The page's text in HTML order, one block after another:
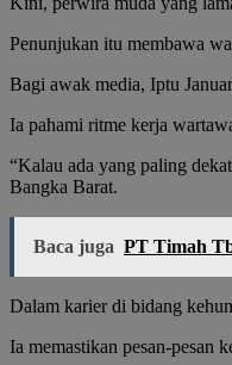
Penunjukan itu membawa
Bagi awak media, Iptu
Ia pahami ritme kerja
“Kalau ada yang paling
Bangka Barat.
Baca juga PT Timah
Dalam karier di bidang
Ia memastikan pesan-pesan